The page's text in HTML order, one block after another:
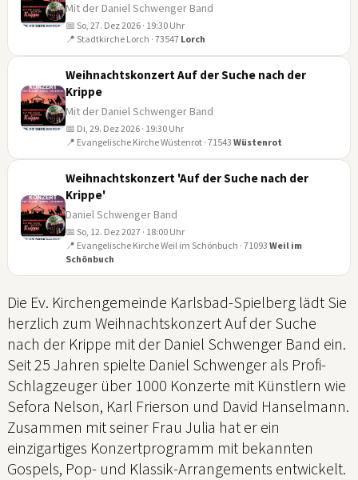
Mit der Daniel Schwenger Band
📅 So, 27. Dez 2026 · 19:30 Uhr
📍 Stadtkirche Lorch · 73547 Lorch
Weihnachtskonzert Auf der Suche nach der
Krippe
Mit der Daniel Schwenger Band
📅 Di, 29. Dez 2026 · 19:30 Uhr
📍 Evangelische Kirche Wüstenrot · 71543 Wüstenrot
Weihnachtskonzert 'Auf der Suche nach der
Krippe'
Daniel Schwenger Band
📅 So, 12. Dez 2027 · 18:00 Uhr
📍 Evangelische Kirche Weil im Schönbuch · 71093 Weil im
Schönbuch
Die Ev. Kirchengemeinde Karlsbad-Spielberg lädt Sie
herzlich zum Weihnachtskonzert Auf der Suche
nach der Krippe mit der Daniel Schwenger Band ein.
Seit 25 Jahren spielte Daniel Schwenger als Profi-
Schlagzeuger über 1000 Konzerte mit Künstlern wie
Sefora Nelson, Karl Frierson und David Hanselmann.
Zusammen mit seiner Frau Julia hat er ein
einzigartiges Konzertprogramm mit bekannten
Gospels, Pop- und Klassik-Arrangements entwickelt.